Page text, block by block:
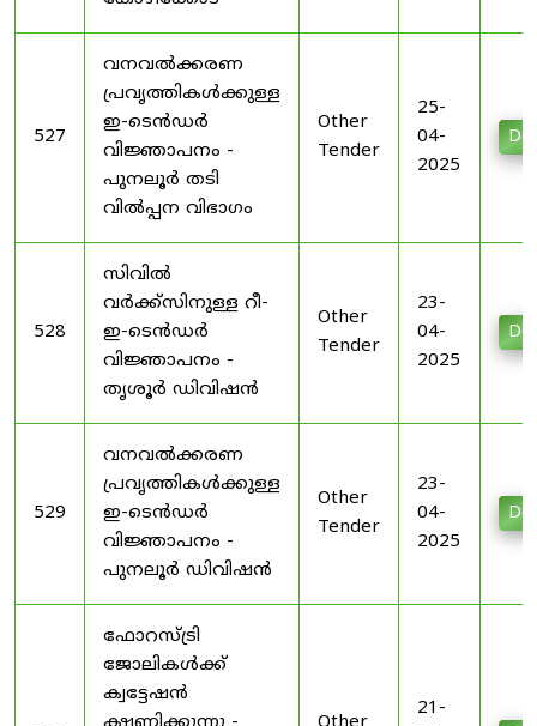
527
വനവൽക്കരണ
പ്രവൃത്തികൾക്കുള്ള
ഇ-ടെൻഡർ
വിജ്ഞാപനം -
പുനലൂർ തടി
വിൽപ്പന വിഭാഗം
Other
Tender
25-
04-
2025
528
സിവിൽ
വർക്ക്സിനുള്ള റീ-
ഇ-ടെൻഡർ
വിജ്ഞാപനം -
തൃശൂർ ഡിവിഷൻ
Other
Tender
23-
04-
2025
529
വനവൽക്കരണ
പ്രവൃത്തികൾക്കുള്ള
ഇ-ടെൻഡർ
വിജ്ഞാപനം -
പുനലൂർ ഡിവിഷൻ
Other
Tender
23-
04-
2025
ഫോറസ്ട്രി
ജോലികൾക്ക്
ക്വട്ടേഷൻ
21-